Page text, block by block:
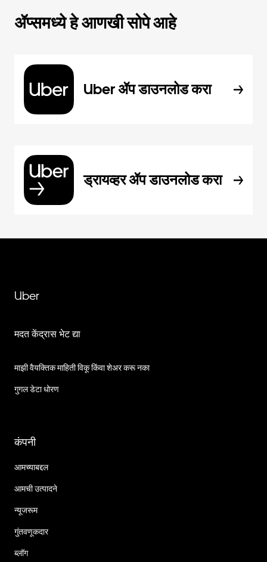
ॲप्समध्ये हे आणखी सोपे आहे
Uber ॲप डाउनलोड करा
ड्रायव्हर ॲप डाउनलोड करा
Uber
मदत केंद्रास भेट द्या
माझी वैयक्तिक माहिती विकू किंवा शेअर करू नका
गुगल डेटा धोरण
कंपनी
आमच्याबद्दल
आमची उत्पादने
न्यूजरूम
गुंतवणूकदार
ब्लॉग